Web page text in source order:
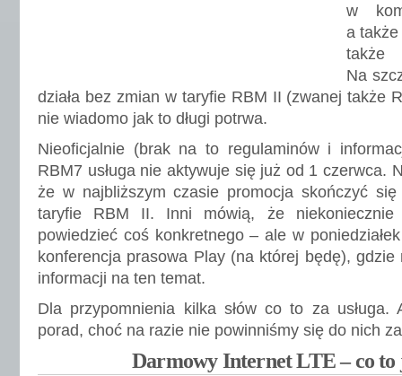
w
a
Na
działa bez zmian w taryfie RBM II (zwanej także
nie wiadomo jak to długi potrwa.
Nieoficjalnie (brak na to regulaminów i
RBM7 usługa nie aktywuje się już od 1 czerwca.
że w najbliższym czasie promocja skończyć
taryfie RBM II. Inni mówią, że
powiedzieć coś konkretnego – ale w
konferencja prasowa Play (na której będę),
informacji na ten temat.
Dla przypomnienia kilka słów co to za usługa.
porad, choć na razie nie powinniśmy się do nich
Darmowy Internet LTE – co to